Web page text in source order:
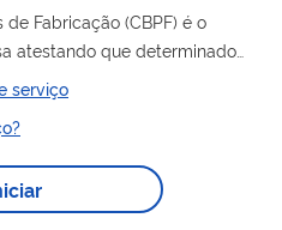
Fabricação (CBPF) é o
atestando que determinado
Boas Práticas de Fabricação.
fabril, contemplando as
de risco de produtos para as
serviço